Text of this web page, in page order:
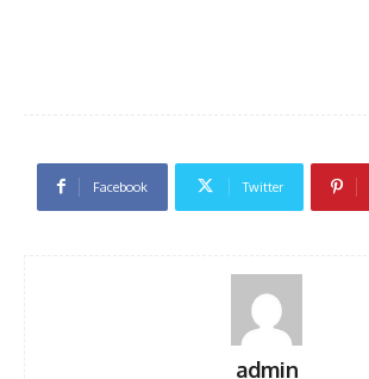
Facebook Twitter
admin